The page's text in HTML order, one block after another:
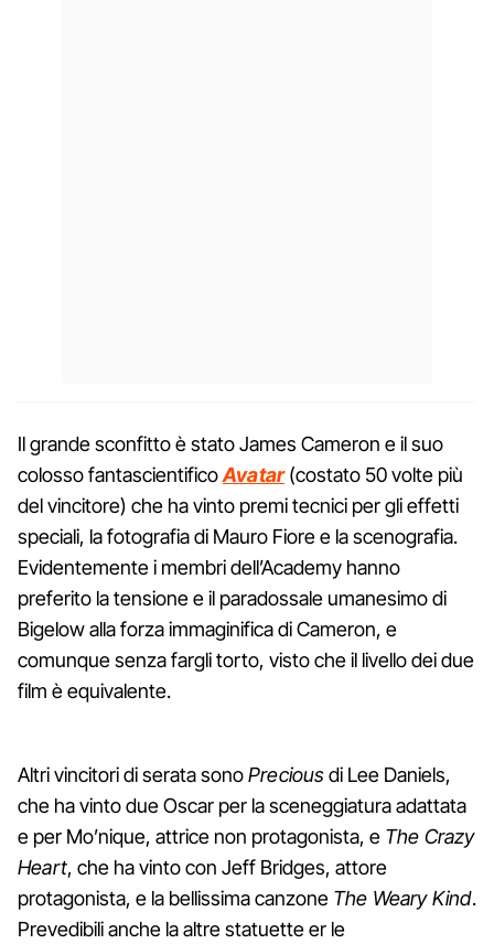
Il grande sconfitto è stato James Cameron e il suo
colosso fantascientificoAvatar(costato 50 volte più
del vincitore) che ha vinto premi tecnici per gli effetti
speciali, la fotografia di Mauro Fiore e la scenografia.
Evidentemente i membri dell’Academy hanno
preferito la tensione e il paradossale umanesimo di
Bigelow alla forza immaginifica di Cameron, e
comunque senza fargli torto, visto che il livello dei due
film è equivalente.
Altri vincitori di serata sonoPreciousdi Lee Daniels,
che ha vinto due Oscar per la sceneggiatura adattata
e per Mo’nique, attrice non protagonista, e The Crazy
Heart, che ha vinto con Jeff Bridges, attore
protagonista, e la bellissima canzone The Weary Kind.
Prevedibili anche la altre statuette er le